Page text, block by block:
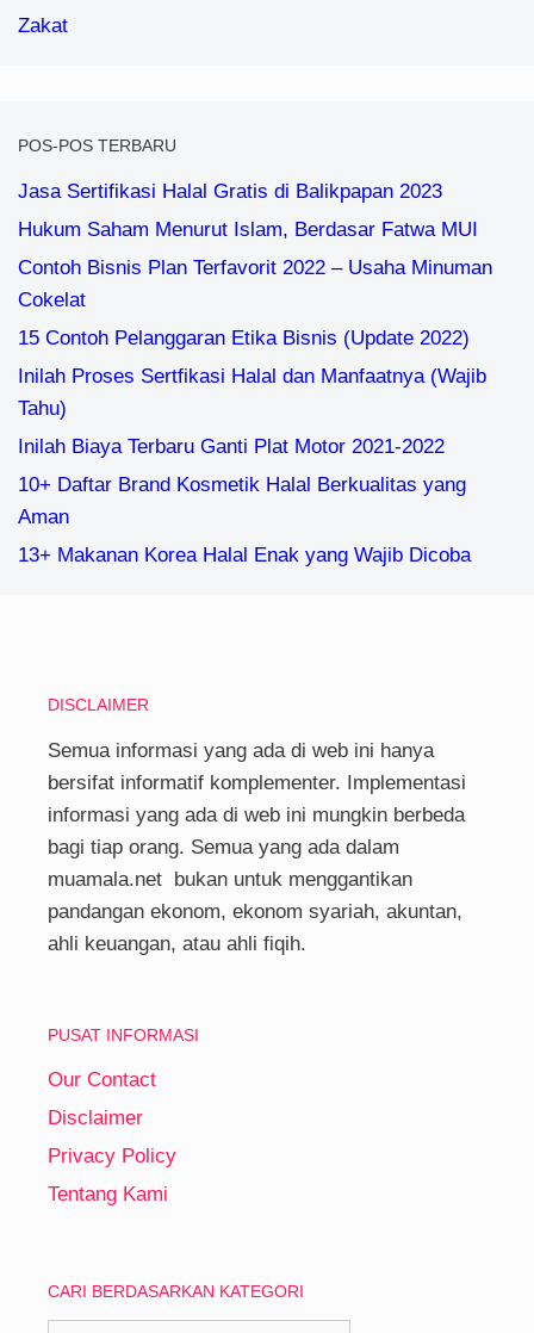
Zakat
POS-POS TERBARU
Jasa Sertifikasi Halal Gratis di Balikpapan 2023
Hukum Saham Menurut Islam, Berdasar Fatwa MUI
Contoh Bisnis Plan Terfavorit 2022 – Usaha Minuman
Cokelat
15 Contoh Pelanggaran Etika Bisnis (Update 2022)
Inilah Proses Sertfikasi Halal dan Manfaatnya (Wajib
Tahu)
Inilah Biaya Terbaru Ganti Plat Motor 2021-2022
10+ Daftar Brand Kosmetik Halal Berkualitas yang
Aman
13+ Makanan Korea Halal Enak yang Wajib Dicoba
DISCLAIMER
Semua informasi yang ada di web ini hanya
bersifat informatif komplementer. Implementasi
informasi yang ada di web ini mungkin berbeda
bagi tiap orang. Semua yang ada dalam
muamala.net bukan untuk menggantikan
pandangan ekonom, ekonom syariah, akuntan,
ahli keuangan, atau ahli fiqih.
PUSAT INFORMASI
Our Contact
Disclaimer
Privacy Policy
Tentang Kami
CARI BERDASARKAN KATEGORI